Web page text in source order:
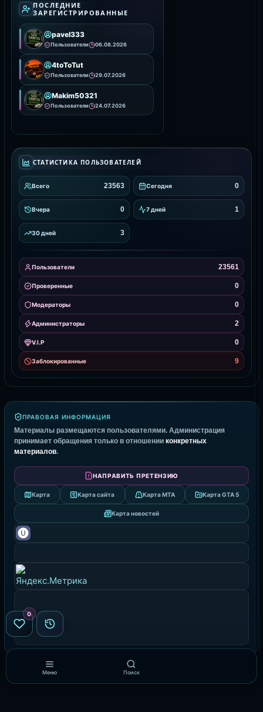
ПОСЛЕДНИЕ
ЗАРЕГИСТРИРОВАННЫЕ
pavel333
Пользователи 06.08.2026
4toToTut
Пользователи 29.07.2026
Makim50321
Пользователи 24.07.2026
СТАТИСТИКА ПОЛЬЗОВАТЕЛЕЙ
Всего 23563 Сегодня 0
Вчера 0 7 дней 1
30 дней 3
Пользователи 23561
Проверенные 0
Модераторы 0
Администраторы 2
V.I.P 0
Заблокированные 9
ПРАВОВАЯ ИНФОРМАЦИЯ
Материалы размещаются пользователями. Администрация
принимает обращения только в отношении конкретных
материалов.
НАПРАВИТЬ ПРЕТЕНЗИЮ
Карта Карта сайта Карта MTA Карта GTA 5
Карта новостей
Меню Поиск
0